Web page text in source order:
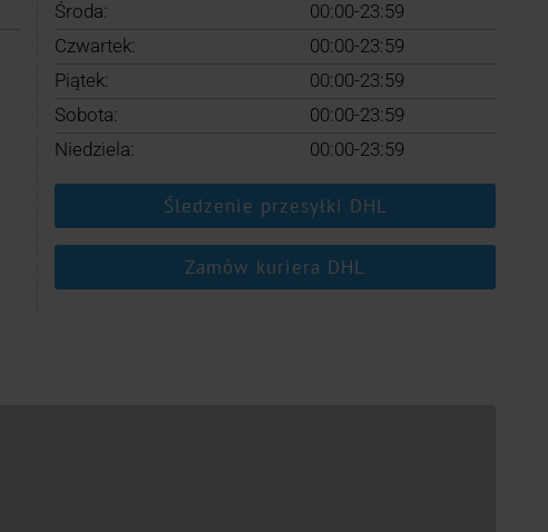
Środa:
00:00-23:59
Czwartek:
00:00-23:59
Piątek:
00:00-23:59
Sobota:
00:00-23:59
Niedziela:
00:00-23:59
Śledzenie przesyłki DHL
Zamów kuriera DHL